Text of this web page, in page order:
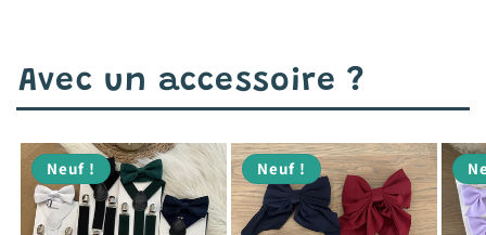
Avec un accessoire ?
Neuf ! Neuf !